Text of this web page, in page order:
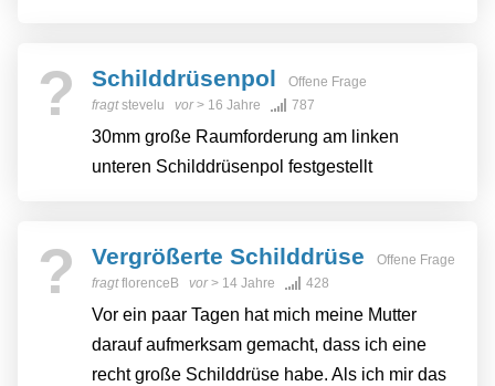
? Schilddrüsenpol
Offene Frage
fragtstevelu vor> 16 Jahre 787
30mm große Raumforderung am linken
unteren Schilddrüsenpol festgestellt
? Vergrößerte Schilddrüse
Offene Frage
fragtflorenceB vor> 14 Jahre 428
Vor ein paar Tagen hat mich meine Mutter
darauf aufmerksam gemacht, dass ich eine
recht große Schilddrüse habe. Als ich mir das